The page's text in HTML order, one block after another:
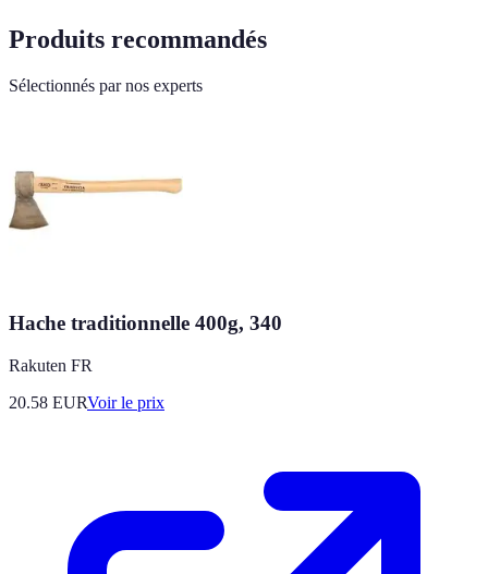
Produits recommandés
Sélectionnés par nos experts
Hache traditionnelle 400g, 340
Rakuten FR
20.58 EURVoir le prix